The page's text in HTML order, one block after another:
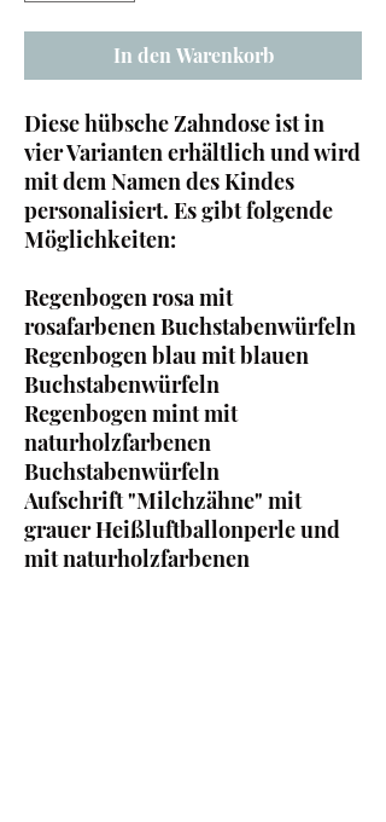
In den Warenkorb
Diese hübsche Zahndose ist in
vier Varianten erhältlich und wird
mit dem Namen des Kindes
personalisiert. Es gibt folgende
Möglichkeiten:
Regenbogen rosa mit
rosafarbenen Buchstabenwürfeln
Regenbogen blau mit blauen
Buchstabenwürfeln
Regenbogen mint mit
naturholzfarbenen
Buchstabenwürfeln
Aufschrift "Milchzähne" mit
grauer Heißluftballonperle und
mit naturholzfarbenen